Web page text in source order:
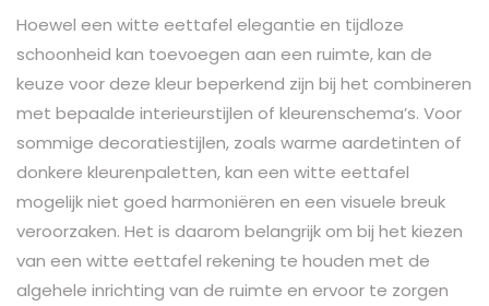
Hoewel een witte eettafel elegantie en tijdloze
schoonheid kan toevoegen aan een ruimte, kan de
keuze voor deze kleur beperkend zijn bij het combineren
met bepaalde interieurstijlen of kleurenschema’s. Voor
sommige decoratiestijlen, zoals warme aardetinten of
donkere kleurenpaletten, kan een witte eettafel
mogelijk niet goed harmoniëren en een visuele breuk
veroorzaken. Het is daarom belangrijk om bij het kiezen
van een witte eettafel rekening te houden met de
algehele inrichting van de ruimte en ervoor te zorgen